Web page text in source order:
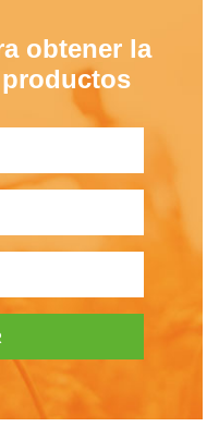
obtener la